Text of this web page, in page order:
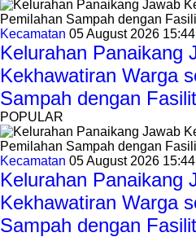
Kecamatan 05 August 2026 15:44
Kelurahan Panaikang
Kekhawatiran Warga
Sampah dengan
POPULAR
Kecamatan 05 August 2026 15:44
Kelurahan Panaikang
Kekhawatiran Warga
Sampah dengan